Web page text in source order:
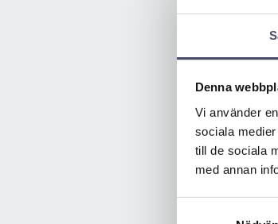
Denna
Vi använder
sociala
till de sociala
med annan